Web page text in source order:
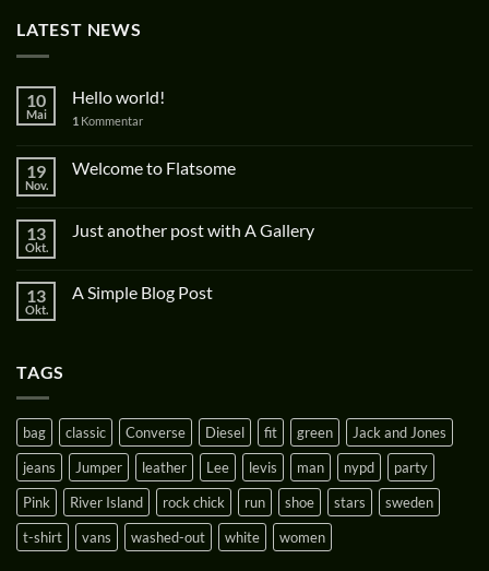
LATEST NEWS
10
Mai
Hello world!
1 Kommentar
19
Nov.
Welcome to Flatsome
13
Okt.
Just another post with A Gallery
13
Okt.
A Simple Blog Post
TAGS
bag classic Converse Diesel fit green
Jack and Jones
jeans
Jumper leather Lee levis man nypd
party
Pink
River Island rock chick run shoe stars
sweden
t-shirt
vans washed-out white women